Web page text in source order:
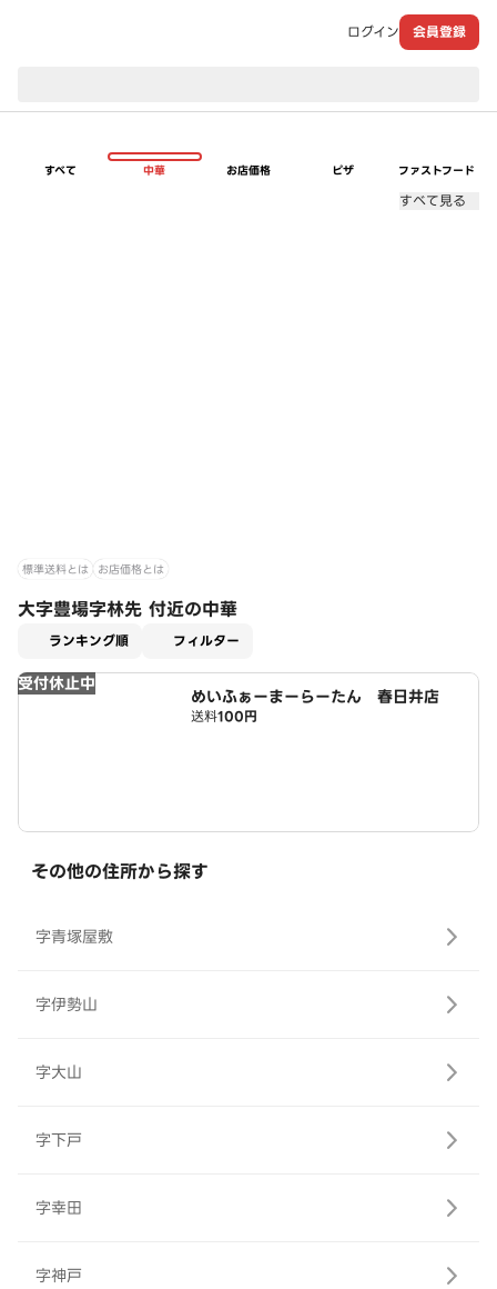
ログイン 会員登録
すべて 中華 お店価格 ピザ ファストフード
すべて見る
標準送料とは お店価格とは
大字豊場字林先 付近の中華
ランキング順 フィルター
受付休止中
めいふぁーまーらーたん 春日井店
送料100円
その他の住所から探す
字青塚屋敷
字伊勢山
字大山
字下戸
字幸田
字神戸